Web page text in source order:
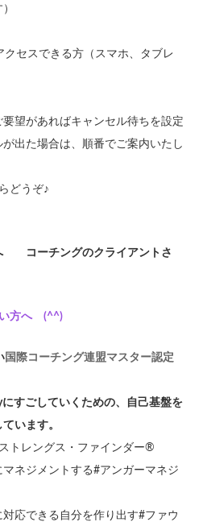
セスできる方（スマホ、タブレ
望があればキャンセル待ちを設定
出た場合は、順番でご案内いたし
どうぞ♪
コーチングのクライアントさ
い方へ (^^)
国際コーチング連盟マスター認定
すごしていくための、自己基盤を
います。
トレングス・ファインダー®
ネジメントする#アンガーマネジ
応できる自分を作り出す#ファウ